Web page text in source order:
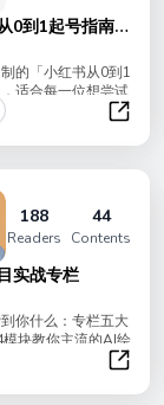
号指南
0到1起号指南
的「小红书从0到1
适合每一位想尝试
业的朋友，保姆级
走...
AI小
188
Readers
44
Contents
实战专栏
你什么：专栏五大
块教你主流的AI绘
3模块教你运营自
AI绘